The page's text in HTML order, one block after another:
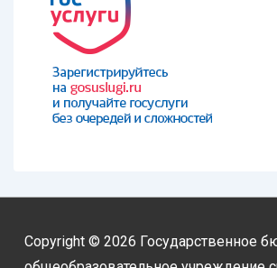
Copyright © 2026 Государственное